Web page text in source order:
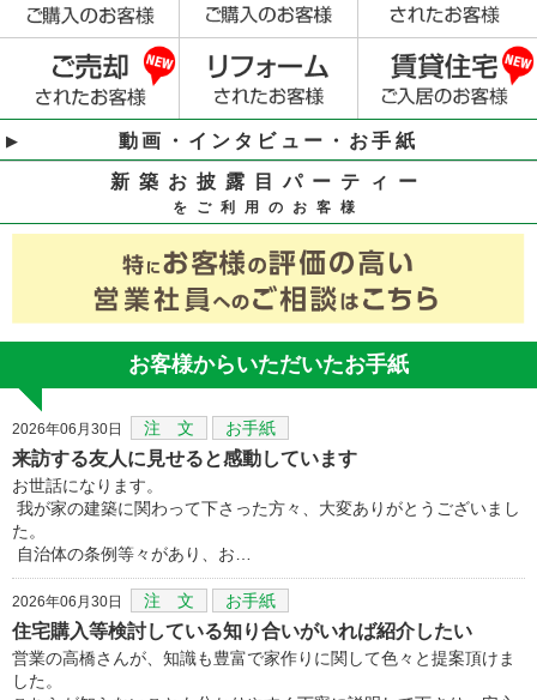
動画・インタビュー・お手紙
新築お披露目パーティー
をご利用のお客様
お客様からいただいたお手紙
2026年06月30日 注 文 お手紙
来訪する友人に見せると感動しています
お世話になります。
我が家の建築に関わって下さった方々、大変ありがとうございまし
た。
自治体の条例等々があり、お…
2026年06月30日 注 文 お手紙
住宅購入等検討している知り合いがいれば紹介したい
営業の高橋さんが、知識も豊富で家作りに関して色々と提案頂けま
した。